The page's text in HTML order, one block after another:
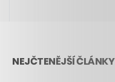
NEJČTENĚJŠÍ ČLÁNKY